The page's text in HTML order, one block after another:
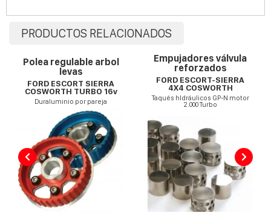
PRODUCTOS RELACIONADOS
Polea regulable arbol
levas
FORD ESCORT SIERRA
COSWORTH TURBO 16v
Duraluminio por pareja
Empujadores válvula
reforzados
FORD ESCORT-SIERRA
4X4 COSWORTH
Taqués hIdráulicos GP-N motor
2.000 Turbo